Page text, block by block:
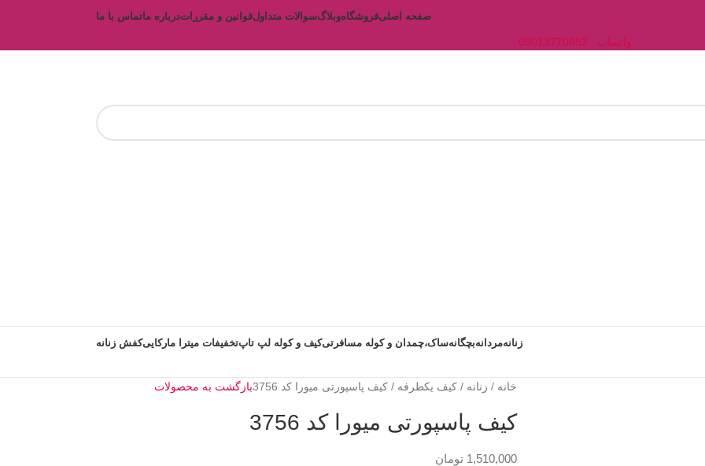
صفحه اصلیفروشگاهوبلاگسوالات متداولقوانین و مقرراتدرباره ماتماس با ما
واتساپ : 09013770852
زنانهمردانهبچگانهساک،چمدان و کوله مسافرتیکیف و کوله لپ تاپتخفیفات میترا مارکاییکفش زنانه
خانه زنانه کیف یکطرفه کیف پاسپورتی میورا کد 3756 بازگشت به محصولات
کیف پاسپورتی میورا کد 3756
1,510,000 تومان